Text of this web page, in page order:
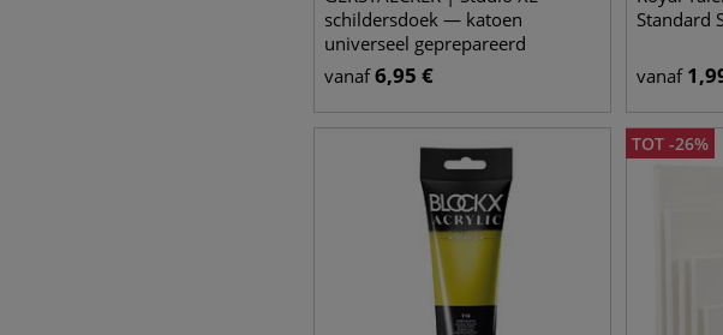
schildersdoek — katoen
universeel geprepareerd
vanaf 6,95 €
Standard
vanaf
TOT -26%